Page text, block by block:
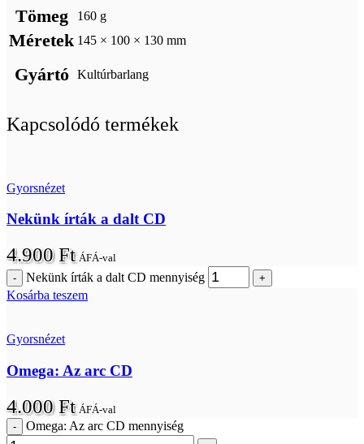
Tömeg 160 g
Méretek 145 × 100 × 130 mm
Gyártó Kultúrbarlang
Kapcsolódó termékek
Gyorsnézet
Nekünk írták a dalt CD
4.900Ft ÁFÁ-val
Nekünk írták a dalt CD mennyiség
Kosárba teszem
Gyorsnézet
Omega: Az arc CD
4.000Ft ÁFÁ-val
Omega: Az arc CD mennyiség